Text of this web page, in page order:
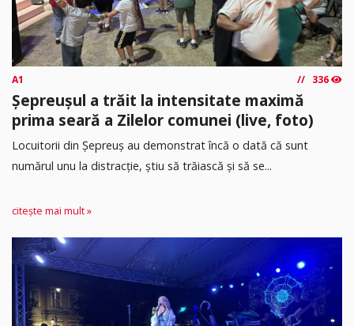
A1 336
Șepreușul a trăit la intensitate maximă
prima seară a Zilelor comunei (live, foto)
Locuitorii din Șepreuș au demonstrat încă o dată că sunt
numărul unu la distracție, știu să trăiască și să se...
citește mai mult »